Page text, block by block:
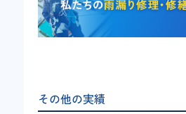
その他の実績